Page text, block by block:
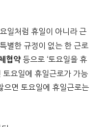
일처럼 휴일이 아니라 근
별한 규정이 없는 한 근로
협약등으로 ‘토요일을 휴
토요일에 휴일근로가 가능
으면 토요일에 휴일근로는